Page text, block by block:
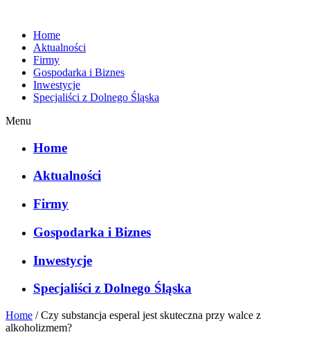
Home
Aktualności
Firmy
Gospodarka i Biznes
Inwestycje
Specjaliści z Dolnego Śląska
Menu
Home
Aktualności
Firmy
Gospodarka i Biznes
Inwestycje
Specjaliści z Dolnego Śląska
Home /Czy substancja esperal jest skuteczna przy walce z
alkoholizmem?